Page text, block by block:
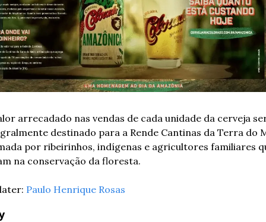
arrecadado nas vendas de cada unidade da cerveja
destinado para a Rende Cantinas da Terra do
por ribeirinhos, indígenas e agricultores familiares
na conservação da floresta.
Paulo Henrique Rosas